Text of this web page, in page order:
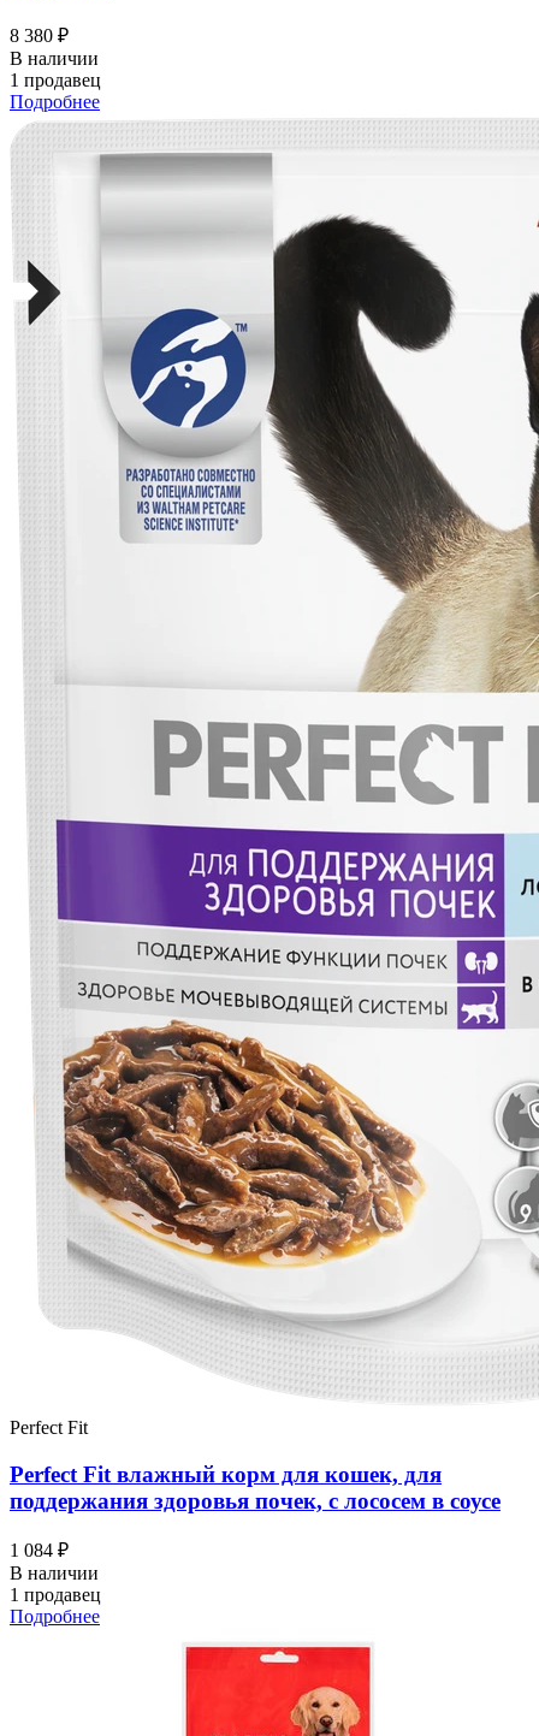
8 380 ₽
В наличии
1 продавец
Подробнее
Perfect Fit
Perfect Fit влажный корм для кошек, для
поддержания здоровья почек, с лососем в соусе
1 084 ₽
В наличии
1 продавец
Подробнее